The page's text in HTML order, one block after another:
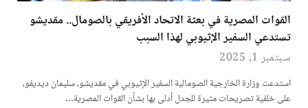
القوات المصرية في بعثة الاتحاد الأفريقي بالصومال.. مقديشو
تستدعي السفير الإثيوبي لهذا السبب
سبتمبر 1, 2025
استدعت وزارة الخارجية الصومالية السفير الإثيوبي في مقديشو، سليمان ديديفو،
على خلفية تصريحات مثيرة للجدل أدلى بها بشأن القوات المصرية…